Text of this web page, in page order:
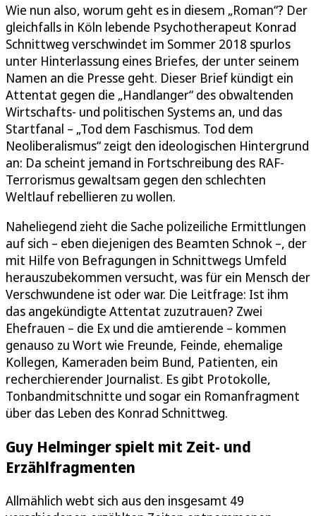
Wie nun also, worum geht es in diesem „Roman“? Der
gleichfalls in Köln lebende Psychotherapeut Konrad
Schnittweg verschwindet im Sommer 2018 spurlos
unter Hinterlassung eines Briefes, der unter seinem
Namen an die Presse geht. Dieser Brief kündigt ein
Attentat gegen die „Handlanger“ des obwaltenden
Wirtschafts- und politischen Systems an, und das
Startfanal – „Tod dem Faschismus. Tod dem
Neoliberalismus“ zeigt den ideologischen Hintergrund
an: Da scheint jemand in Fortschreibung des RAF-
Terrorismus gewaltsam gegen den schlechten
Weltlauf rebellieren zu wollen.
Naheliegend zieht die Sache polizeiliche Ermittlungen
auf sich – eben diejenigen des Beamten Schnok –, der
mit Hilfe von Befragungen in Schnittwegs Umfeld
herauszubekommen versucht, was für ein Mensch der
Verschwundene ist oder war. Die Leitfrage: Ist ihm
das angekündigte Attentat zuzutrauen? Zwei
Ehefrauen – die Ex und die amtierende – kommen
genauso zu Wort wie Freunde, Feinde, ehemalige
Kollegen, Kameraden beim Bund, Patienten, ein
recherchierender Journalist. Es gibt Protokolle,
Tonbandmitschnitte und sogar ein Romanfragment
über das Leben des Konrad Schnittweg.
Guy Helminger spielt mit Zeit- und
Erzählfragmenten
Allmählich webt sich aus den insgesamt 49